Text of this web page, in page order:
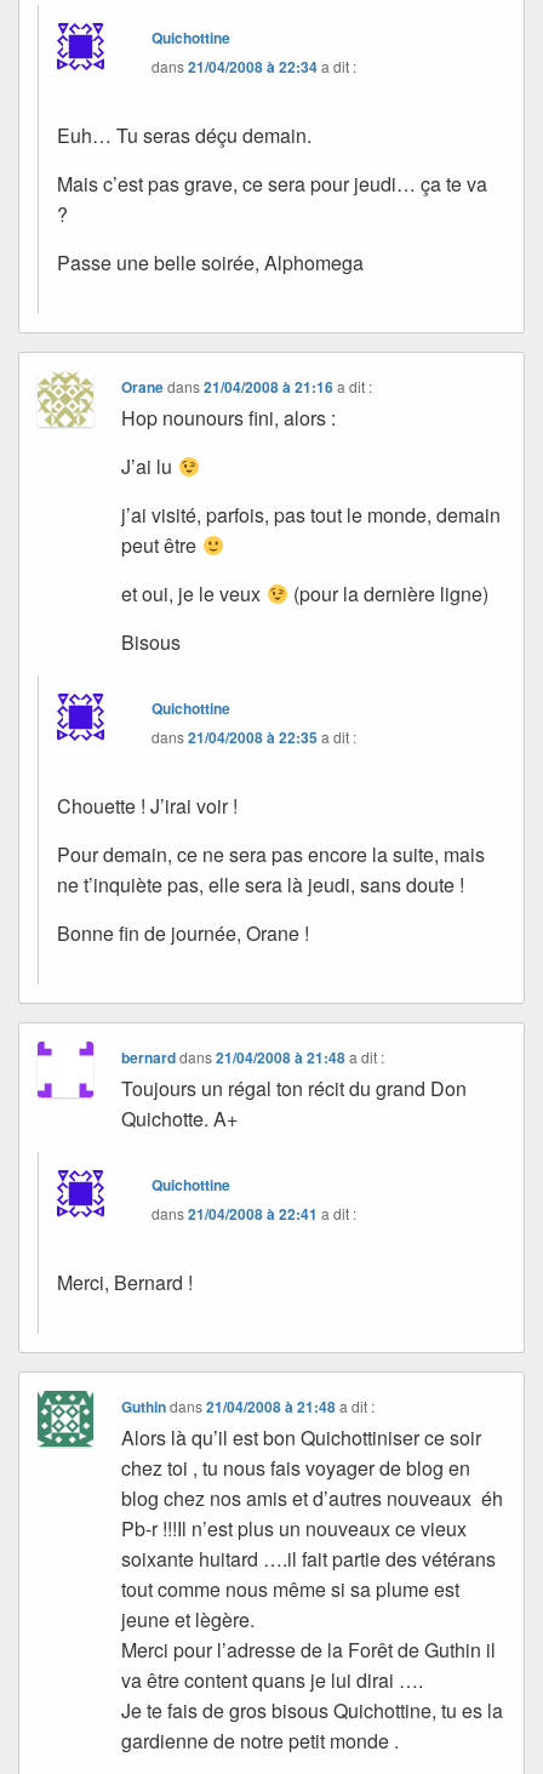
Quichottine
dans21/04/2008 à 22:34a dit :
Euh… Tu seras déçu demain.
Mais c’est pas grave, ce sera pour jeudi… ça te va
?
Passe une belle soirée, Alphomega
Oranedans21/04/2008 à 21:16 a dit :
Hop nounours fini, alors :
J’ai lu
j’ai visité, parfois, pas tout le monde, demain
peut être
et oui, je le veux
(pour la dernière ligne)
Bisous
Quichottine
dans21/04/2008 à 22:35a dit :
Chouette ! J’irai voir !
Pour demain, ce ne sera pas encore la suite, mais
ne t’inquiète pas, elle sera là jeudi, sans doute !
Bonne fin de journée, Orane !
bernarddans21/04/2008 à 21:48 a dit :
Toujours un régal ton récit du grand Don
Quichotte. A+
Quichottine
dans21/04/2008 à 22:41 a dit :
Merci, Bernard !
Guthindans21/04/2008 à 21:48 a dit :
Alors là qu’il est bon Quichottiniser ce soir
chez toi , tu nous fais voyager de blog en
blog chez nos amis et d’autres nouveaux éh
Pb-r !!!Il n’est plus un nouveaux ce vieux
soixante huitard ….il fait partie des vétérans
tout comme nous même si sa plume est
jeune et lègère.
Merci pour l’adresse de la Forêt de Guthin il
va être content quans je lui dirai ….
Je te fais de gros bisous Quichottine, tu es la
gardienne de notre petit monde .